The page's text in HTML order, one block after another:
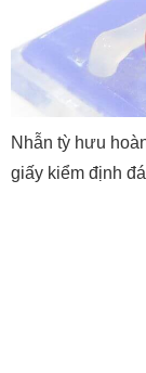
Nhẫn tỳ hưu
giấy kiểm định